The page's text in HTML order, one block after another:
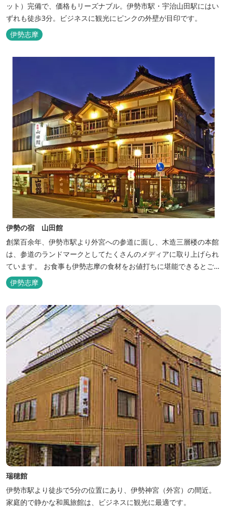
ット）完備で、価格もリーズナブル。伊勢市駅・宇治山田駅にはい
ずれも徒歩3分。ビジネスに観光にピンクの外壁が目印です。
伊勢志摩
伊勢の宿 山田館
創業百余年、伊勢市駅より外宮への参道に面し、木造三層楼の本館
は、参道のランドマークとしてたくさんのメディアに取り上げられ
ています。 お食事も伊勢志摩の食材をお値打ちに堪能できるとご好
評いただいています。
伊勢志摩
瑞穂館
伊勢市駅より徒歩で5分の位置にあり、伊勢神宮（外宮）の間近。
家庭的で静かな和風旅館は、ビジネスに観光に最適です。